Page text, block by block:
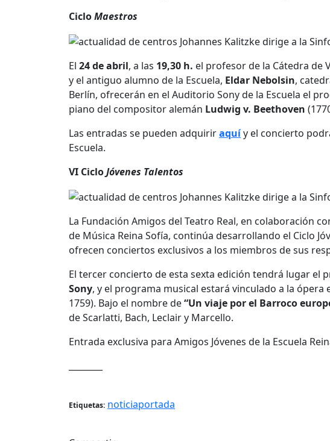
CicloMaestros
El 24 de abril, a las 19,30 h. el profesor de la Cátedra de
y el antiguo alumno de la Escuela, Eldar Nebolsin,
Berlín, ofrecerán en el Auditorio Sony de la Escuela el
piano del compositor alemán Ludwig v. Beethoven
Las entradas se pueden adquiriraquíy el concierto
Escuela.
VI CicloJóvenes Talentos
La Fundación Amigos del Teatro Real, en colaboración
de Música Reina Sofía, continúa desarrollando el Ciclo
ofrecen conciertos exclusivos a los miembros de sus
El tercer concierto de esta sexta edición tendrá lugar el
Sony, y el programa musical estará vinculado a la ópera
1759). Bajo el nombre de“Un viaje por el Barroco
de Scarlatti, Bach, Leclair y Marcello.
Entrada exclusiva para Amigos Jóvenes de la Escuela
Etiquetas: noticiaportada